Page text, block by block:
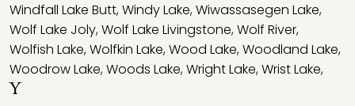
Windfall Lake Butt,Windy Lake,Wiwassasegen Lake,
Wolf Lake Joly,Wolf Lake Livingstone,Wolf River,
Wolfish Lake,Wolfkin Lake,Wood Lake,Woodland Lake,
Woodrow Lake,Woods Lake,Wright Lake,Wrist Lake,
Y